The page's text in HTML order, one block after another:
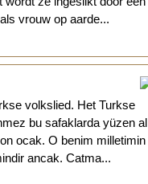
vrouw op aarde...
volkslied. Het Turkse
bu safaklarda yüzen al
ocak. O benim milletimin
ancak. Catma...